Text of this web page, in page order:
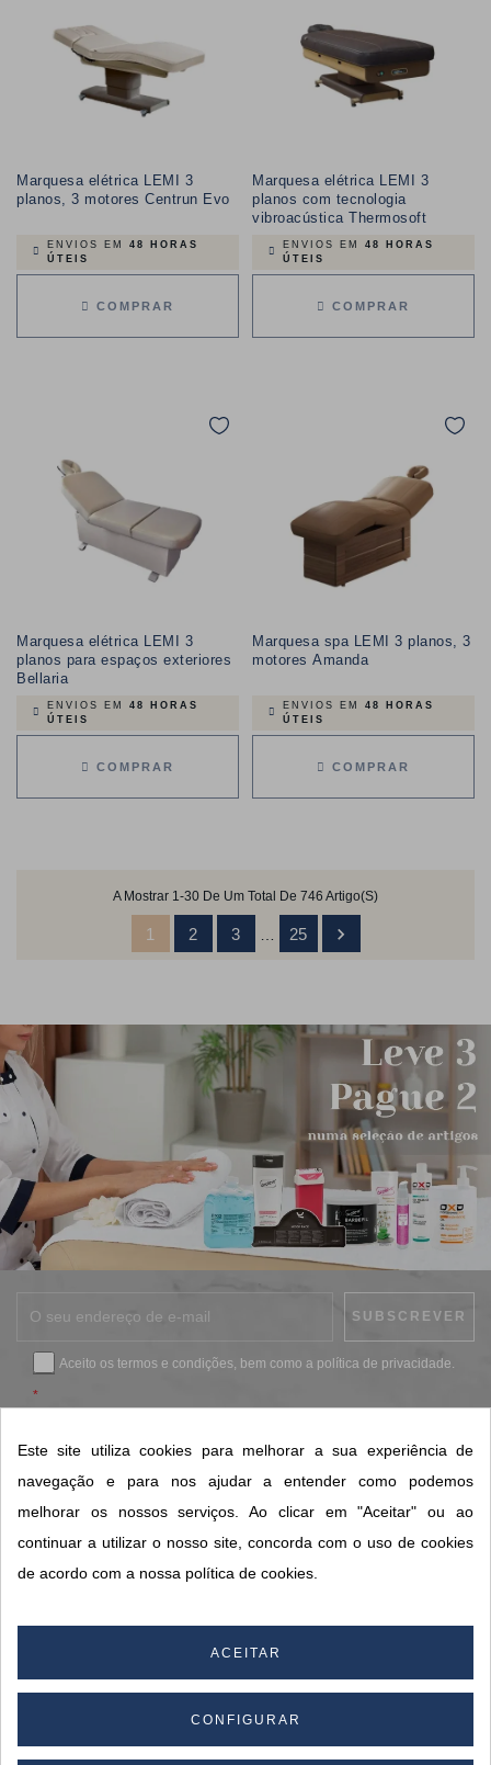
Marquesa elétrica LEMI 3
planos, 3 motores Centrun Evo
ENVIOS EM 48 HORAS
ÚTEIS
COMPRAR
Marquesa elétrica LEMI 3
planos com tecnologia
vibroacústica Thermosoft
ENVIOS EM 48 HORAS
ÚTEIS
COMPRAR
Marquesa elétrica LEMI 3
planos para espaços exteriores
Bellaria
ENVIOS EM 48 HORAS
ÚTEIS
COMPRAR
Marquesa spa LEMI 3 planos, 3
motores Amanda
ENVIOS EM 48 HORAS
ÚTEIS
COMPRAR
A Mostrar 1-30 De Um Total De 746 Artigo(s)
1 2 3 25 
Aceito os termos e condições , bem como a política de privacidade
*
CONTACTOS SORISA
ÁREAS DE NEGÓCIO
© 2026 SORISA S.A. - Todos os direitos reservados.
By
Este site utiliza cookies para melhorar a sua experiência de
navegação e para nos ajudar a entender como podemos
melhorar os nossos serviços. Ao clicar em "Aceitar" ou ao
continuar a utilizar o nosso site, concorda com o uso de cookies
de acordo com a nossa política de cookies.
ACEITAR
CONFIGURAR